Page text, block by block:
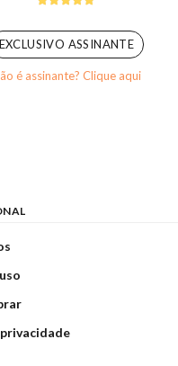
EXCLUSIVO ASSINANTE
é assinante? Clique aqui